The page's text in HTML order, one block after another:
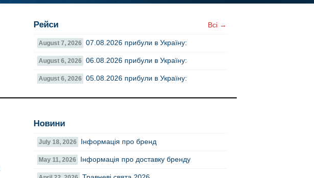
Рейси Всі →
August 7, 2026 07.08.2026 прибули в Україну:
August 6, 2026 06.08.2026 прибули в Україну:
August 6, 2026 05.08.2026 прибули в Україну:
Новини
July 18, 2026 Інформація про бренд
May 11, 2026 Інформація про доставку бренду